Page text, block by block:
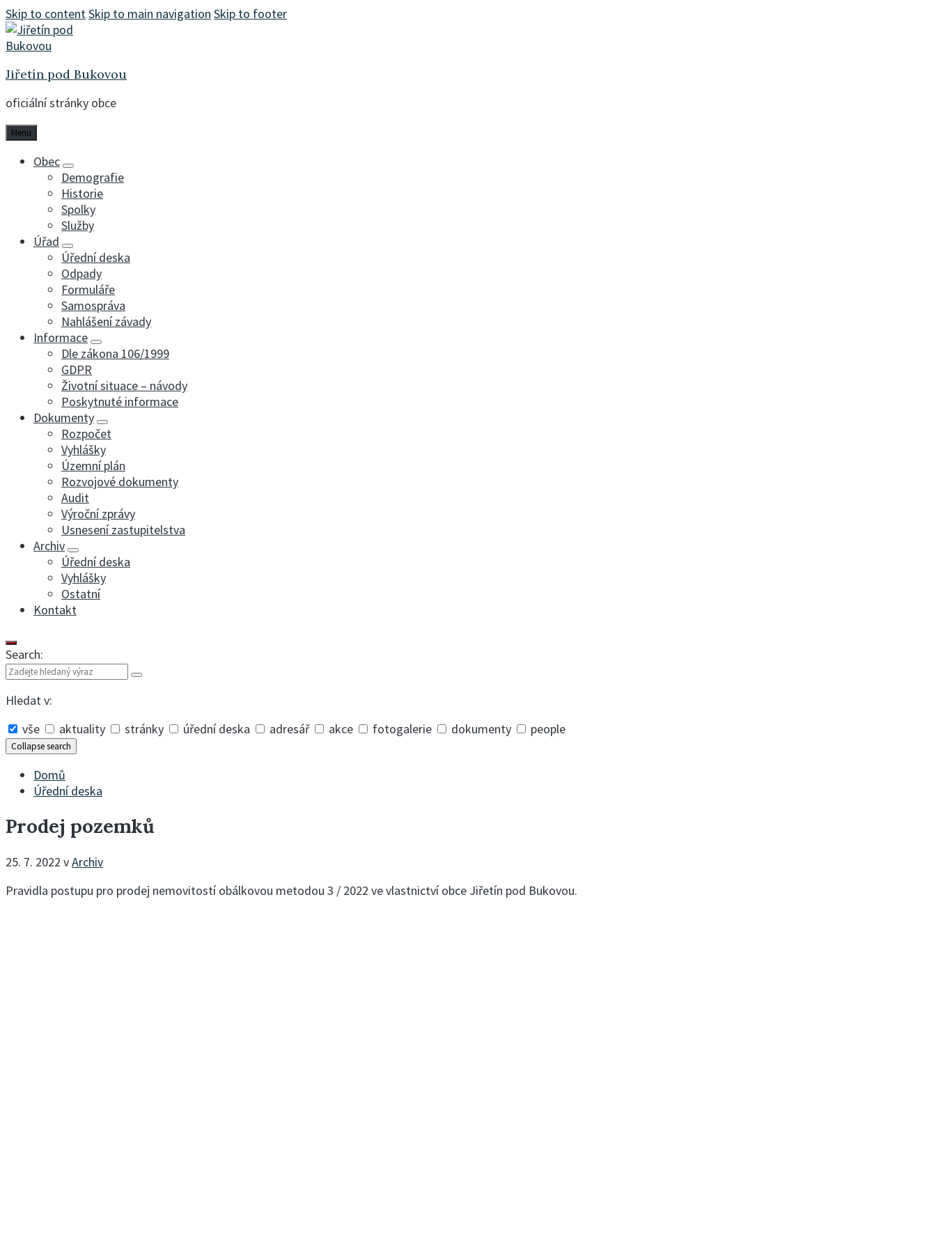
Skip to contentSkip to main navigation Skip to footer
Jiřetín pod Bukovou
oficiální stránky obce
Menu
Obec
Demografie
Historie
Spolky
Služby
Úřad
Úřední deska
Odpady
Formuláře
Samospráva
Nahlášení závady
Informace
Dle zákona 106/1999
GDPR
Životní situace – návody
Poskytnuté informace
Dokumenty
Rozpočet
Vyhlášky
Územní plán
Rozvojové dokumenty
Audit
Výroční zprávy
Usnesení zastupitelstva
Archiv
Úřední deska
Vyhlášky
Ostatní
Kontakt
Search:
Hledat v:
vše
aktuality stránky úřední deska adresář akce fotogalerie dokumenty people
Collapse search
Domů
Úřední deska
Prodej pozemků
25. 7. 2022 vArchiv
Pravidla postupu pro prodej nemovitostí obálkovou metodou 3 / 2022 ve vlastnictví obce Jiřetín pod Bukovou.